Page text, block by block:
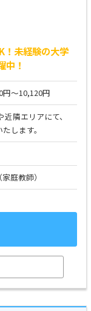
！未経験の大学
中！
～10,120円
隣エリアにて、
します。
庭教師）